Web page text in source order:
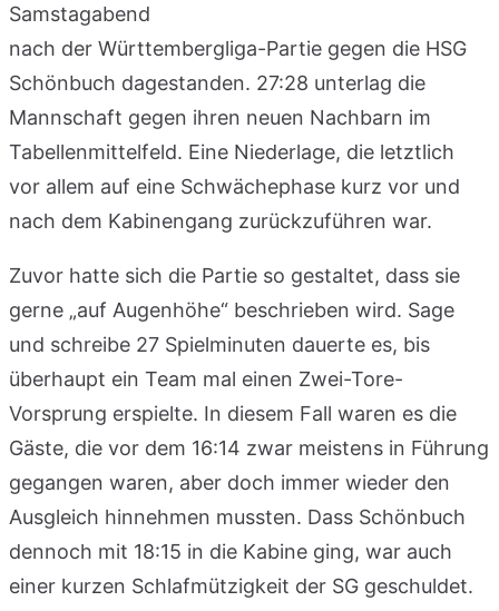
Samstagabend
nach der Württembergliga-Partie gegen die HSG
Schönbuch dagestanden. 27:28 unterlag die
Mannschaft gegen ihren neuen Nachbarn im
Tabellenmittelfeld. Eine Niederlage, die letztlich
vor allem auf eine Schwächephase kurz vor und
nach dem Kabinengang zurückzuführen war.
Zuvor hatte sich die Partie so gestaltet, dass sie
gerne „auf Augenhöhe“ beschrieben wird. Sage
und schreibe 27 Spielminuten dauerte es, bis
überhaupt ein Team mal einen Zwei-Tore-
Vorsprung erspielte. In diesem Fall waren es die
Gäste, die vor dem 16:14 zwar meistens in Führung
gegangen waren, aber doch immer wieder den
Ausgleich hinnehmen mussten. Dass Schönbuch
dennoch mit 18:15 in die Kabine ging, war auch
einer kurzen Schlafmützigkeit der SG geschuldet.